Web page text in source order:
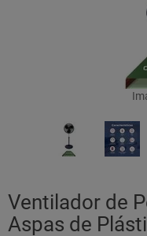
Ventilador de
Aspas de